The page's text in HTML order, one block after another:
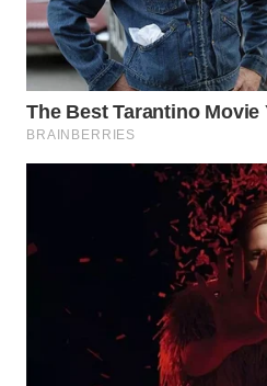
WN
LABUANBAJO
WN
Group
NEWS
WAHANA